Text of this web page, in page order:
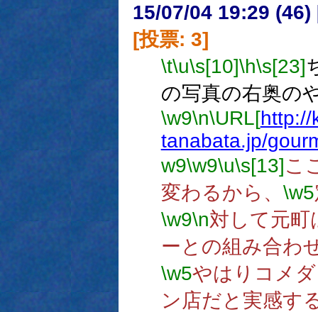
15/07/04 19:29 (46)
[投票: 3]
\t\u\s[10]\h\s[23]
の写真の右奥の
\w9\n\URL[http://
tanabata.jp/
w9\w9\u\s[13]こ
変わるから、 \w5
\w9\n対して元町
ーとの組み合わ
\w5やはりコメ
ン店だと実感す